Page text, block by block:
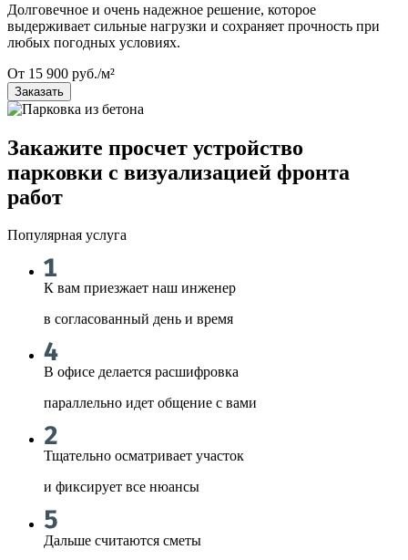
Долговечное и очень надежное решение, которое
выдерживает сильные нагрузки и сохраняет прочность при
любых погодных условиях.
От 15 900 руб./м²
Заказать
Закажите просчет устройство
парковки с визуализацией фронта
работ
Популярная услуга
К вам приезжает наш инженер
в согласованный день и время
В офисе делается расшифровка
параллельно идет общение с вами
Тщательно осматривает участок
и фиксирует все нюансы
Дальше считаются сметы